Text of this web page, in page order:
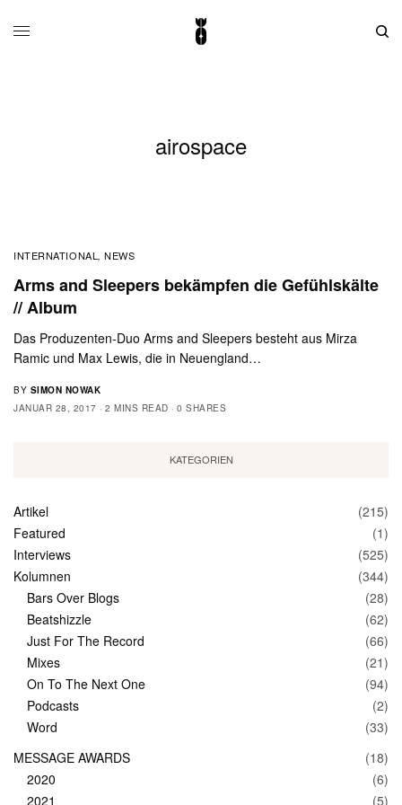
airospace
INTERNATIONAL ,NEWS
Arms and Sleepers bekämpfen die Gefühlskälte
// Album
Das Produzenten-Duo Arms and Sleepers besteht aus Mirza
Ramic und Max Lewis, die in Neuengland…
BY SIMON NOWAK
JANUAR 28, 2017
2 MINS READ 0 SHARES
KATEGORIEN
Artikel
(215)
Featured
(1)
Interviews
(525)
Kolumnen
(344)
Bars Over Blogs
(28)
Beatshizzle
(62)
Just For The Record
(66)
Mixes
(21)
On To The Next One
(94)
Podcasts
(2)
Word
(33)
MESSAGE AWARDS
(18)
2020
(6)
2021
(5)